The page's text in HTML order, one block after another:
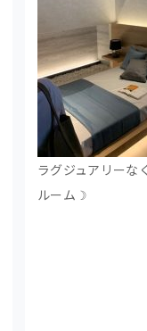
ラグジュアリーな
ルーム☽